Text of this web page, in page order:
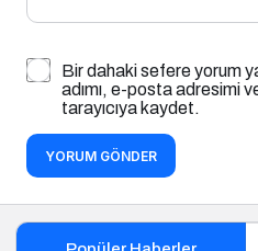
Bir dahaki sefere yorum
adımı, e-posta adresimi
tarayıcıya kaydet.
YORUM GÖNDER